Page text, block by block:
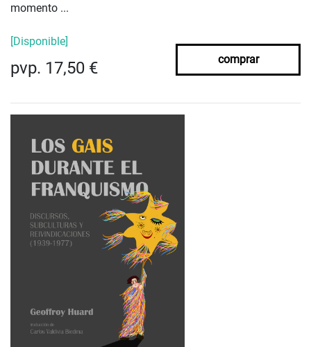
momento ...
[Disponible]
pvp. 17,50 € comprar